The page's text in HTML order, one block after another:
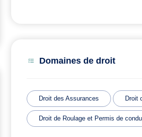
Domaines de droit
Droit des Assurances Droit
Droit de Roulage et Permis de